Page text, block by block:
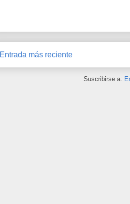
Entrada más reciente
Suscribirse a: